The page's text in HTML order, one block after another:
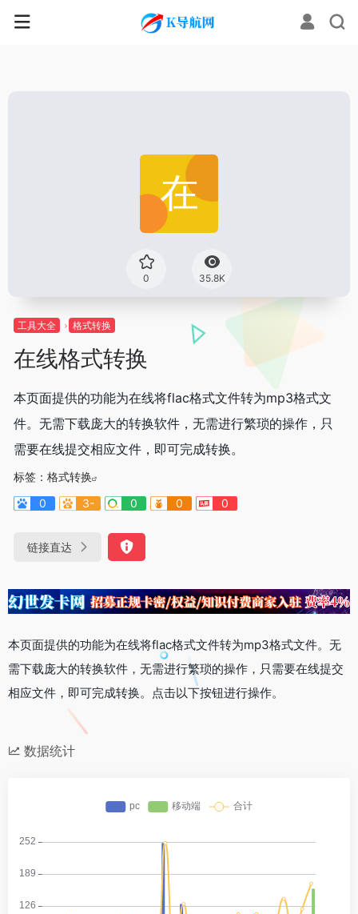
0 35.8K
工具大全 格式转换
在线格式转换
本页面提供的功能为在线将flac格式文件转为mp3格式文
件。无需下载庞大的转换软件，无需进行繁琐的操作，只
需要在线提交相应文件，即可完成转换。
标签： 格式转换
0
3- 0 0 0
链接直达
本页面提供的功能为在线将flac格式文件转为mp3格式文件。无
需下载庞大的转换软件，无需进行繁琐的操作，只需要在线提交
相应文件，即可完成转换。点击以下按钮进行操作。
数据统计